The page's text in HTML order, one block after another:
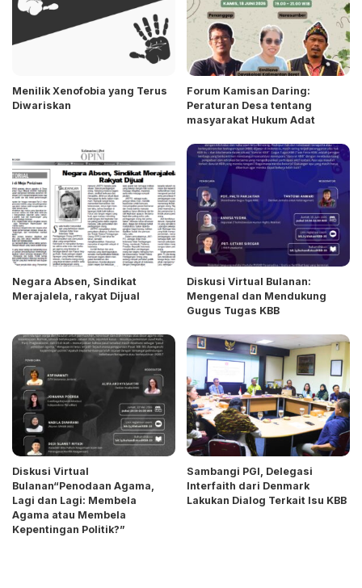
Menilik Xenofobia yang Terus
Diwariskan
Forum Kamisan Daring:
Peraturan Desa tentang
masyarakat Hukum Adat
Negara Absen, Sindikat
Merajalela, rakyat Dijual
Diskusi Virtual Bulanan:
Mengenal dan Mendukung
Gugus Tugas KBB
Diskusi Virtual
Bulanan“Penodaan Agama,
Lagi dan Lagi: Membela
Agama atau Membela
Kepentingan Politik?”
Sambangi PGI, Delegasi
Interfaith dari Denmark
Lakukan Dialog Terkait Isu KBB